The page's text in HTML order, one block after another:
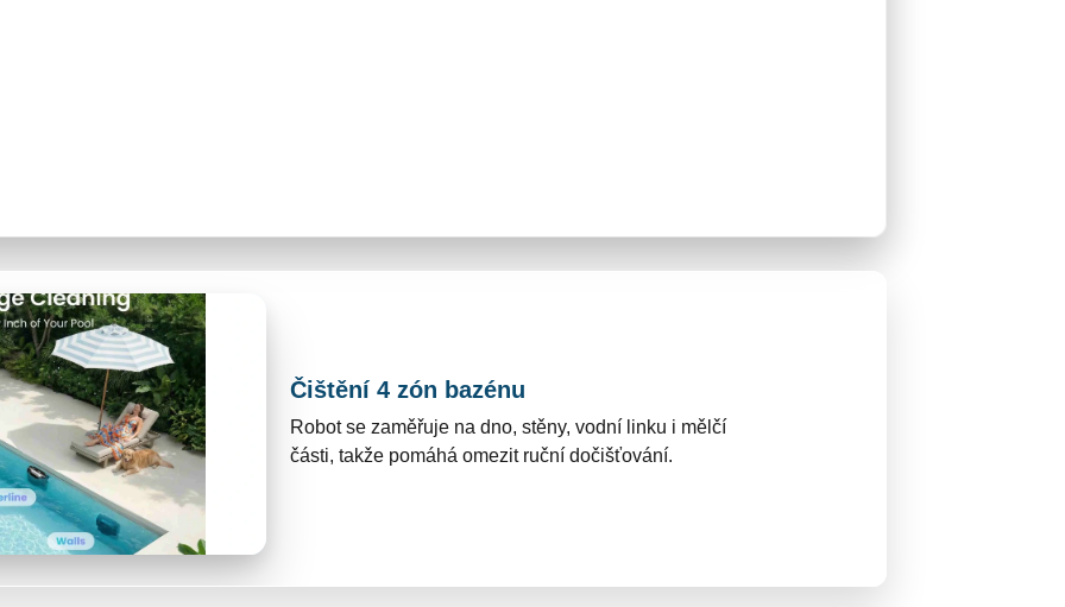
Čištění 4 zón bazénu
Robot se zaměřuje na dno, stěny, vodní linku i mělčí
části, takže pomáhá omezit ruční dočišťování.